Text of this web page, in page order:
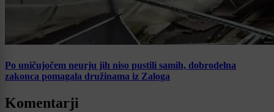
Po uničujočem neurju jih niso pustili samih, dobrodelna
zakonca pomagala družinama iz Zaloga
Komentarji